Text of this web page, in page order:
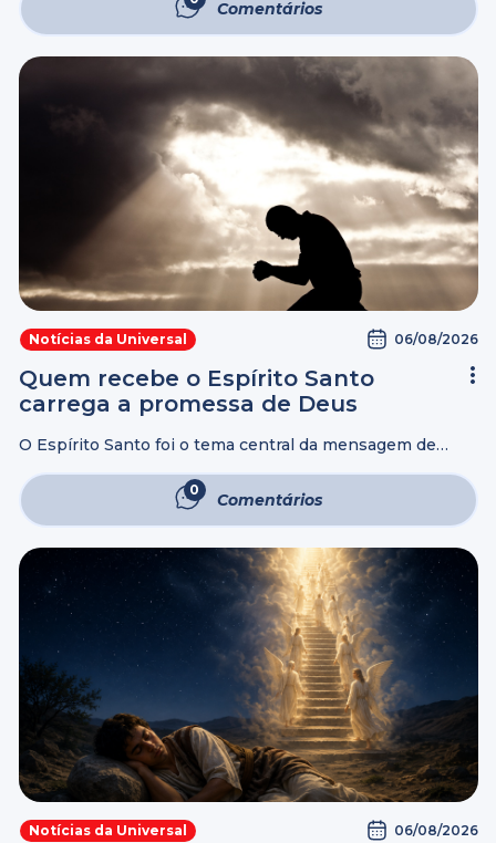
ensina que a confiança deve estar em ...
Comentários
Notícias da Universal 06/08/2026
Quem recebe o Espírito Santo
carrega a promessa de Deus
O Espírito Santo foi o tema central da mensagem de
Jacó e explicou que o direito da primogenitura
representa, nos dias ...
0 Comentários
Notícias da Universal 06/08/2026